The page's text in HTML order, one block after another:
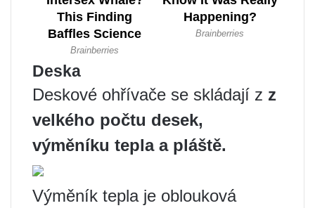
Deska
Deskové ohřívače se skládají z z
velkého počtu desek,
výměníku tepla a pláště.
Výměník tepla je oblouková